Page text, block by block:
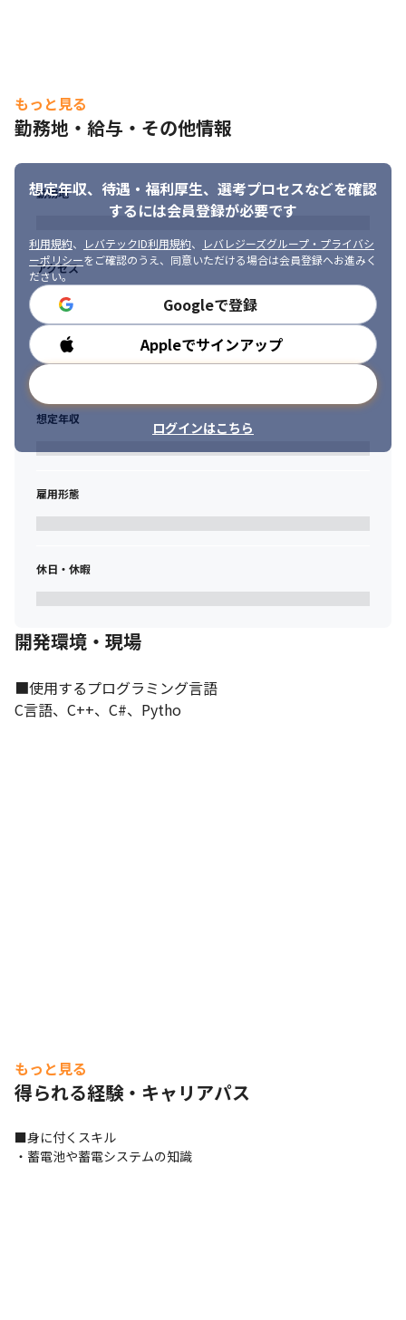
11:00　社内打ち合わせ（ヒアリング、使用方法説明など）
12:00　昼休み
16:00　動作に関する問い合わせ対応
17:00　蓄電所の運転状況確認
18:00　退社
【募集背景】
事業拡大に伴い、さらなる体制強化を目指して新たなメンバーを
募集します。
マイコン組み込みの経験がなくても、興味があり今後開発に関わ
りたい方であれば大歓迎です！
【配属部署】
開発本部 蓄電開発部 制御設計課
＜組織構成＞
・課長：1人
仕事上のコミュニケーションがスムーズに取れるので、すぐにご
もっと見る
勤務地・給与・その他情報
想定年収、待遇・福利厚生、 選考プロセスなどを確認
するには会員登録が必要です
利用規約、 レバテックID利用規約、
レバレジーズグループ・プライバシ
ーポリシーをご確認のうえ、同意いただける場合は会員登録へお進みく
ださい。
Googleで登録
Appleでサインアップ
ログインはこちら
勤務地
アクセス
勤務時間
想定年収
雇用形態
休日・休暇
開発環境・現場
■使用するプログラミング言語
C言語、C++、C#、Pytho
もっと見る
得られる経験・キャリアパス
■身に付くスキル
・蓄電池や蓄電システムの知識